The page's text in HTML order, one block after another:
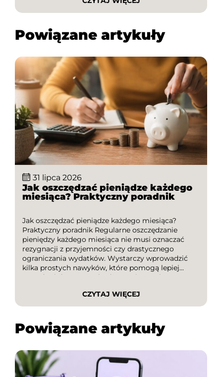
poradniku dowiesz się, jak kupować najtaniej w
internecie, dlaczego warto sprawdzać oferty
Powiązane artykuły
31 lipca 2026
Jak oszczędzać pieniądze każdego
miesiąca? Praktyczny poradnik
Jak oszczędzać pieniądze każdego miesiąca?
Praktyczny poradnik Regularne oszczędzanie
pieniędzy każdego miesiąca nie musi oznaczać
rezygnacji z przyjemności czy drastycznego
ograniczania wydatków. Wystarczy wprowadzić
kilka prostych nawyków, które pomogą lepiej
zarządzać domowym budżetem i stopniowo
tym poradniku dowiesz się, jak skutecznie
oszczędzać, na co zwrócić uwagę podczas
kody […]
CZYTAJ WIĘCEJ
Powiązane artykuły